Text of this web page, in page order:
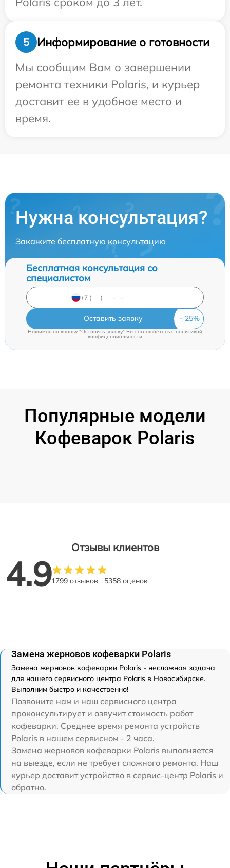
5
Информирование о готовности
Мы сообщим Вам о завершении
ремонта техники Polaris, и курьер
доставит ее в удобное место и
время.
Нужна консультация?
Закажите бесплатную консультацию
Бесплатная консультация со
специалистом
Оставить заявку
Нажимая на кнопку "Оставить заявку" Вы соглашаетесь cполитикой
конфиденциальности
Популярные модели
Кофеварок Polaris
Отзывы клиентов
4.91799 отзывов 5358 оценок
Замена жерновов кофеварки Polaris
Замена жерновов кофеварки Polaris - несложная задача
для нашего сервисного центра Polaris в Новосибирске.
Выполним быстро и качественно!
Позвоните нам и наш сервисного центра
проконсультирует и озвучит стоимость работ
кофеварки. Среднее время ремонта устройств
Polaris в нашем сервисном - 2 часа.
Замена жерновов кофеварки Polaris выполняется
на выезде, если не требует сложного ремонта. Наш
курьер доставит устройство в сервис-центр Polaris и
обратно.